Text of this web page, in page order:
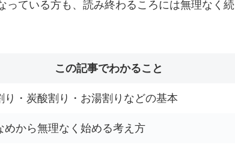
っている方も、読み終わるころには無理なく続
この記事でわかること
り・炭酸割り・お湯割りなどの基本
めから無理なく始める考え方